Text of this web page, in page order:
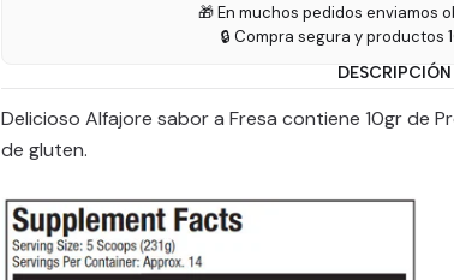
🎁 En muchos pedidos enviamos
🔒 Compra segura y productos
DESCRIPCIÓN
Delicioso Alfajore sabor a Fresa contiene 10gr de
de gluten.